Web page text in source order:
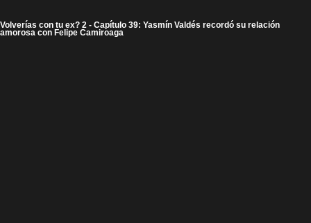
Volverías con tu ex? 2 - Capítulo 39: Yasmín Valdés recordó su relación
amorosa con Felipe Camiroaga